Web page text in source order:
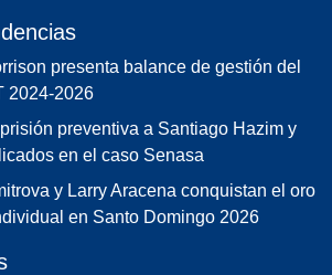
presenta balance de gestión del
2024-2026
preventiva a Santiago Hazim y
en el caso Senasa
y Larry Aracena conquistan el oro
en Santo Domingo 2026